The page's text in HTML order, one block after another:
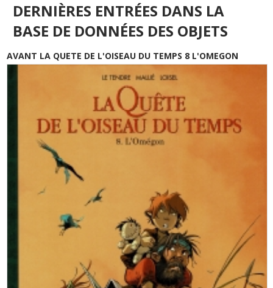
DERNIÈRES ENTRÉES DANS LA
BASE DE DONNÉES DES OBJETS
AVANT LA QUETE DE L'OISEAU DU TEMPS 8 L'OMEGON